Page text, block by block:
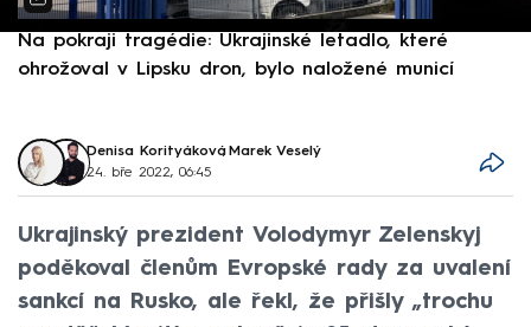
Na pokraji tragédie: Ukrajinské letadlo, které
ohrožoval v Lipsku dron, bylo naložené municí
Denisa Korityáková, Marek Veselý
24. bře 2022, 06:45
Ukrajinský prezident Volodymyr Zelenskyj
poděkoval členům Evropské rady za uvalení
sankcí na Rusko, ale řekl, že přišly „trochu